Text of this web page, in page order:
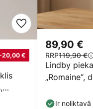
20,00 €
Lindby
„Romaine“,
89,90 €
RRP119,90 €
Ir noliktavā